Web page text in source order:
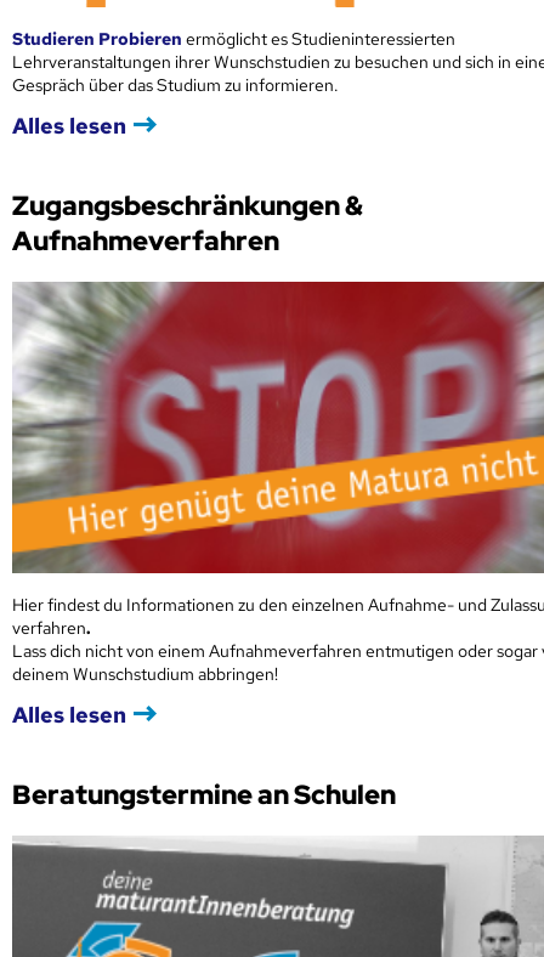
Studieren Probieren ermöglicht es Studieninteressierten
Lehrveranstaltungen ihrer Wunschstudien zu besuchen und sich in
Gespräch über das Studium zu informieren.
Alles lesen
Zugangsbeschränkungen &
Aufnahmeverfahren
Hier findest du Informationen zu den einzelnen Aufnahme- und
verfahren.
Lass dich nicht von einem Aufnahmeverfahren entmutigen oder sogar
deinem Wunschstudium abbringen!
Alles lesen
Beratungstermine an Schulen